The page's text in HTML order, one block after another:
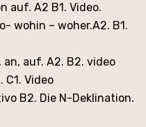
auf. A2 B1. Video.
wohin – woher.A2. B1.
an, auf. A2. B2. video
C1. Video
B2. Die N-Deklination.